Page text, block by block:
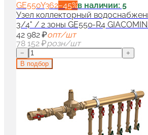
GE550Y362−45%в наличии: 5
Узел коллекторный
3/4" / 2 зоны GE550-R4
42 982 ₽опт/шт
78 152 ₽розн/шт
−
+
В подбор